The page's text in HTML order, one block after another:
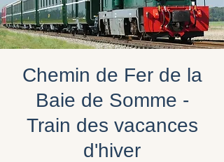
Chemin de Fer de la
Baie de Somme -
Train des vacances
d'hiver